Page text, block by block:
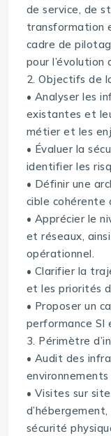
de service, de
transformation
cadre de
pour l’évolution
2. Objectifs de
• Analyser les
existantes et
métier et les
• Évaluer la
identifier les
• Définir une
cible cohérente
• Apprécier le
et réseaux,
opérationnel.
• Clarifier la
et les priorités
• Proposer un
performance SI
3. Périmètre
• Audit des
• Visites sur
sécurité